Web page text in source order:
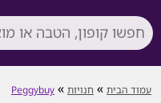
עמוד הבית » חנויות »
Peggybuy